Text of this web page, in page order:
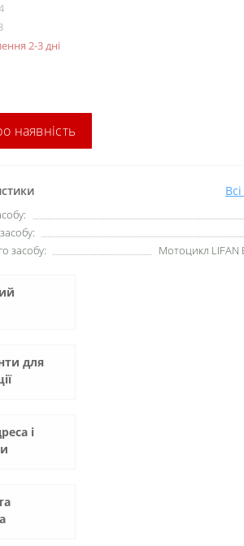
2-3 дні
наявність
засобу:
Мотоцикл LIFAN
для
і